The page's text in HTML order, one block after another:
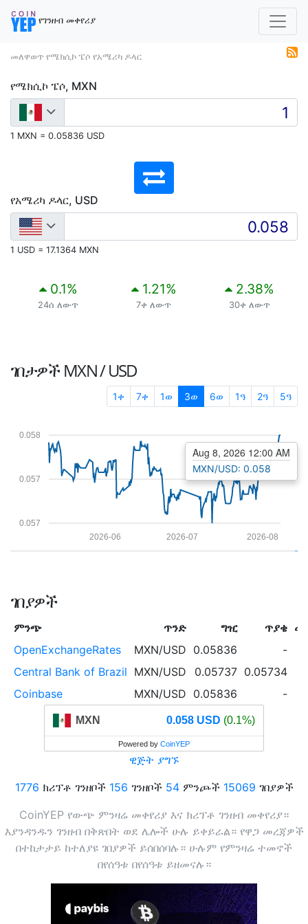
የገንዘብ መቀየሪያ
መለዋወጥ የሜክሲኮ ፔሶ የአሜሪካ ዶላር
የሜክሲኮ ፔሶ, MXN
1 MXN = 0.05836 USD
የአሜሪካ ዶላር, USD
1 USD = 17.1364 MXN
0.1%
24ሰ ለውጥ
1.21%
7ቀ ለውጥ
2.38%
30ቀ ለውጥ
ገበታዎችMXN / USD
1ቀ 7ቀ 1ወ 3ወ 6ወ 1ዓ 2ዓ 5ዓ
0.057
0.057
0.058
2026-08
2026-07
2026-06
Aug 8, 2026 12:00 AM
MXN/USD: 0.058
ገበያዎች
ምንጭ ጥንድ ግዢ ጥያቄ
OpenExchangeRates
MXN/USD 0.05836
-
Central Bank of Brazil MXN/USD 0.05737 0.05734
Coinbase
MXN/USD 0.05836 -
MXN 0.058 USD (0.1%)
Powered by CoinYEP
ዊጅት ያግኙ
1776 ክሪፕቶ ገንዘቦች 156 ገንዘቦች 54ምንጮች 15069 ገበያዎች
CoinYEP የውጭ ምንዛሬ መቀየሪያ እና ክሪፕቶ ገንዘብ መቀየሪያ።
እያንዳንዱን ገንዘብ በቅጽበት ወደ ሌሎች ሁሉ ይቀይራል። የዋጋ መረጃዎች
በተከታታይ ከተለያዩ ገበያዎች ይሰበሰባሉ። ሁሉም የምንዛሬ ተመኖች
በየሰዓቱ በየሰዓቱ ይዘመናሉ።